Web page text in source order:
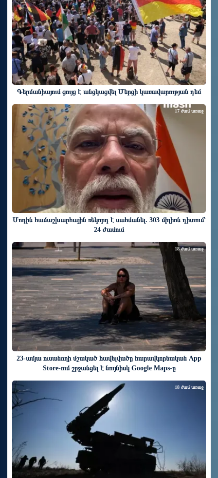
Գերմանիայում ցույց է անցկացվել Մերցի կառավարության դեմ
Մոդին համաշխարհային ռեկորդ է սահմանել. 303 միլիոն դիտում՝
24 ժամում
17 ժամ առաջ
23-ամյա ուսանողի մշակած հավելվածը հարավկորեական App
Store-ում շրջանցել է նույնիսկ Google Maps-ը
18 ժամ առաջ
18 ժամ առաջ